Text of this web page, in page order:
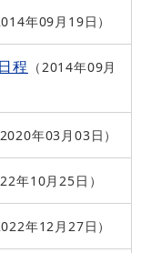
年09月19日
程
2014年09月
2020年03月03日
年10月25日
年12月27日